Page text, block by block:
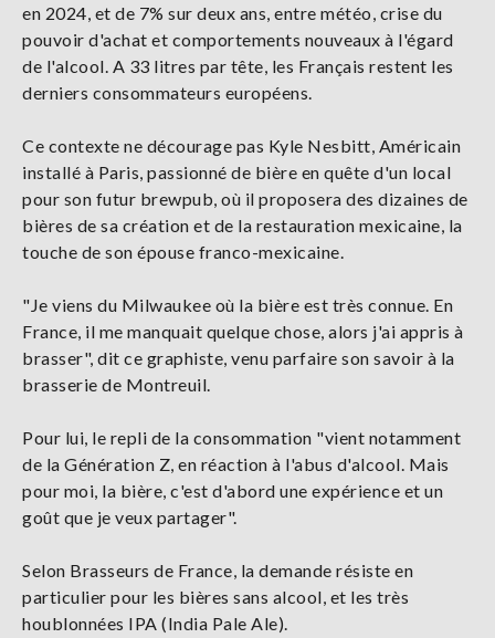
en 2024, et de 7% sur deux ans, entre météo, crise du
pouvoir d'achat et comportements nouveaux à l'égard
de l'alcool. A 33 litres par tête, les Français restent les
derniers consommateurs européens.
Ce contexte ne décourage pas Kyle Nesbitt, Américain
installé à Paris, passionné de bière en quête d'un local
pour son futur brewpub, où il proposera des dizaines de
bières de sa création et de la restauration mexicaine, la
touche de son épouse franco-mexicaine.
"Je viens du Milwaukee où la bière est très connue. En
France, il me manquait quelque chose, alors j'ai appris à
brasser", dit ce graphiste, venu parfaire son savoir à la
brasserie de Montreuil.
Pour lui, le repli de la consommation "vient notamment
de la Génération Z, en réaction à l'abus d'alcool. Mais
pour moi, la bière, c'est d'abord une expérience et un
goût que je veux partager".
Selon Brasseurs de France, la demande résiste en
particulier pour les bières sans alcool, et les très
houblonnées IPA (India Pale Ale).